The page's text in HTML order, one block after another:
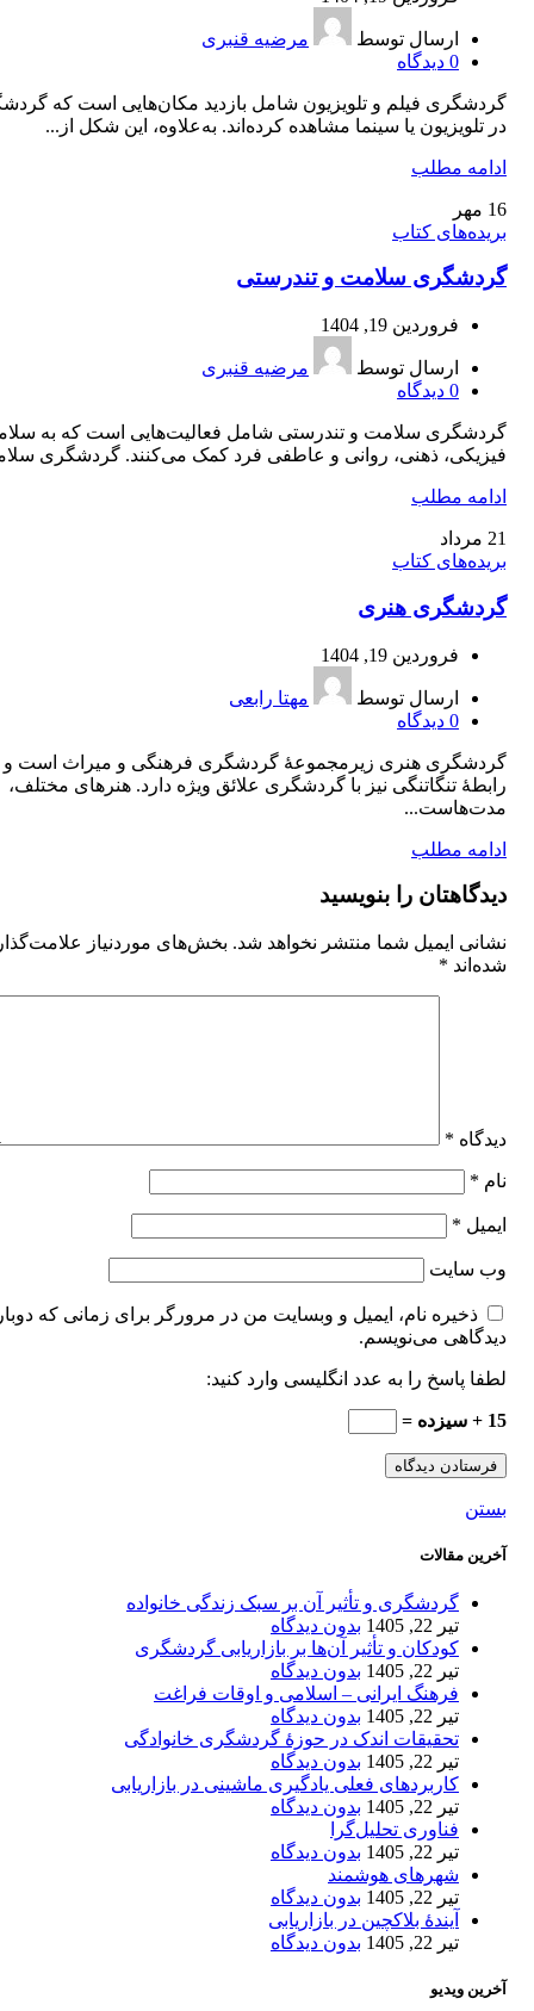
ارسال توسط
مرضیه قنبری
0 دیدگاه
گردشگری فیلم و تلویزیون شامل بازدید مکان‌هایی است که
در تلویزیون یا سینما مشاهده کرده‌اند. به‌علاوه، این شکل از...
ادامه مطلب
16 مهر
بریده‌های کتاب
گردشگری سلامت و تندرستی
فروردین 19, 1404
ارسال توسط
مرضیه قنبری
0 دیدگاه
گردشگری سلامت و تندرستی شامل فعالیت‌هایی است که به
فیزیکی، ذهنی، روانی و عاطفی فرد کمک می‌کنند. گردشگری
ادامه مطلب
21 مرداد
بریده‌های کتاب
گردشگری هنری
فروردین 19, 1404
ارسال توسط
مهتا رابعی
0 دیدگاه
گردشگری هنری زیرمجموعۀ گردشگری فرهنگی و میراث است و
رابطۀ تنگاتنگی نیز با گردشگری علائق ویژه دارد. هنرهای مختلف،
مدت‌هاست...
ادامه مطلب
دیدگاهتان را بنویسید
نشانی ایمیل شما منتشر نخواهد شد. بخش‌های موردنیاز
شده‌اند *
دیدگاه *
نام *
ایمیل *
وب‌ سایت
ذخیره نام، ایمیل و وبسایت من در مرورگر برای زمانی که
دیدگاهی می‌نویسم.
لطفا پاسخ را به عدد انگلیسی وارد کنید:
15 + سیزده =
بستن
آخرین مقالات
گردشگری و تأثیر آن بر سبک زندگی خانواده
تیر 22, 1405
بدون دیدگاه
کودکان و تأثیر آن‌ها بر بازاریابی گردشگری
تیر 22, 1405
بدون دیدگاه
فرهنگ ایرانی – اسلامی و اوقات فراغت
تیر 22, 1405
بدون دیدگاه
تحقیقات اندک در حوزۀ گردشگری خانوادگی
تیر 22, 1405
بدون دیدگاه
کاربردهای فعلی یادگیری ماشینی در بازاریابی
تیر 22, 1405
بدون دیدگاه
فناوری تحلیل‌گرا
تیر 22, 1405
بدون دیدگاه
شهرهای هوشمند
تیر 22, 1405
بدون دیدگاه
آیندۀ بلاکچین در بازاریابی
تیر 22, 1405
بدون دیدگاه
آخرین ویدیو